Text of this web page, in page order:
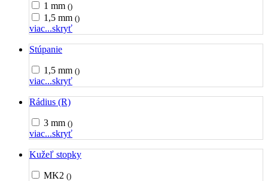
1 mm ()
1,5 mm ()
viac...skryť
Stúpanie
1,5 mm ()
viac...skryť
Rádius (R)
3 mm ()
viac...skryť
Kužeľ stopky
MK2 ()